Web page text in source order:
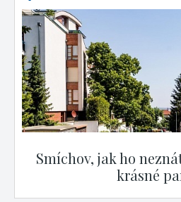
Smíchov, jak ho
krásné